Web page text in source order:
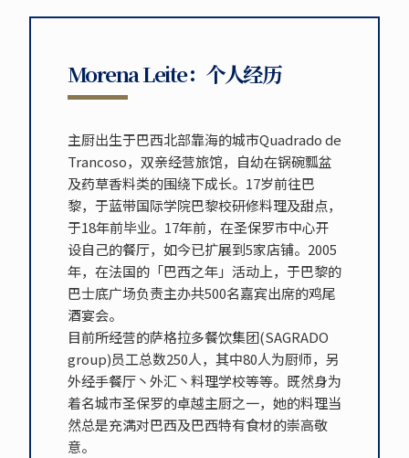
Morena Leite：个人经历
主厨出生于巴西北部靠海的城市Quadrado de
Trancoso，双亲经营旅馆，自幼在锅碗瓢盆
及药草香料类的围绕下成长。17岁前往巴
黎，于蓝带国际学院巴黎校研修料理及甜点，
于18年前毕业。17年前，在圣保罗市中心开
设自己的餐厅，如今已扩展到5家店铺。2005
年，在法国的「巴西之年」活动上，于巴黎的
巴士底广场负责主办共500名嘉宾出席的鸡尾
酒宴会。
目前所经营的萨格拉多餐饮集团(SAGRADO
group)员工总数250人，其中80人为厨师，另
外经手餐厅丶外汇丶料理学校等等。既然身为
着名城市圣保罗的卓越主厨之一，她的料理当
然总是充满对巴西及巴西特有食材的崇高敬
意。